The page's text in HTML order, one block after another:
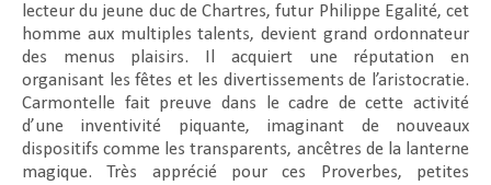
lecteur du jeune duc de Chartres, futur Philippe Egalité, cet
homme aux multiples talents, devient grand ordonnateur
des menus plaisirs. Il acquiert une réputation en
organisant les fêtes et les divertissements de l’aristocratie.
Carmontelle fait preuve dans le cadre de cette activité
d’une inventivité piquante, imaginant de nouveaux
dispositifs comme les transparents, ancêtres de la lanterne
magique. Très apprécié pour ces Proverbes, petites